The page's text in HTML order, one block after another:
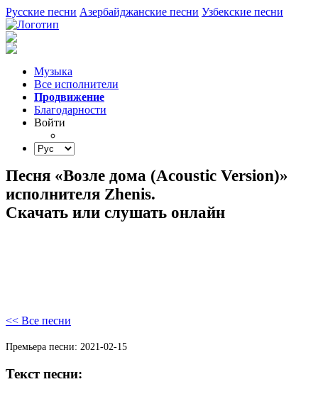
Русские песни Азербайджанские песни Узбекские песни
Музыка
Все исполнители
Продвижение
Благодарности
Войти
Песня «Возле дома (Acoustic Version)»
исполнителя Zhenis.
Скачать или слушать онлайн
<< Все песни
Премьера песни: 2021-02-15
Текст песни: